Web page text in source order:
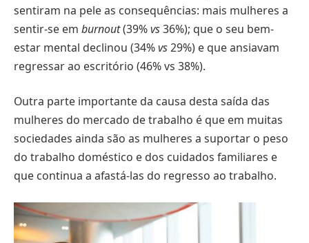
sentiram na pele as consequências: mais mulheres a
sentir-se em burnout(39%vs36%); que o seu bem-
estar mental declinou (34%vs29%) e que ansiavam
regressar ao escritório (46% vs 38%).
Outra parte importante da causa desta saída das
mulheres do mercado de trabalho é que em muitas
sociedades ainda são as mulheres a suportar o peso
do trabalho doméstico e dos cuidados familiares e
que continua a afastá-las do regresso ao trabalho.